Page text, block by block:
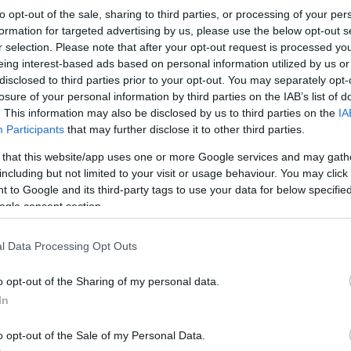
opt-out of the sale, sharing to third parties, or processing of your
for targeted advertising by us, please use the below opt-out
selection. Please note that after your opt-out request is processed
interest-based ads based on personal information utilized by us
to third parties prior to your opt-out. You may separately
of your personal information by third parties on the IAB’s list of
This information may also be disclosed by us to third parties on the
Participants that may further disclose it to other third parties.
that this website/app uses one or more Google services and may
but not limited to your visit or usage behaviour. You may
to Google and its third-party tags to use your data for below
consent section.
Data Processing Opt Outs
opt-out of the Sharing of my personal data.
opt-out of the Sale of my Personal Data.
słowa)
przykładom; przykładów; przykładowi; przykładu;